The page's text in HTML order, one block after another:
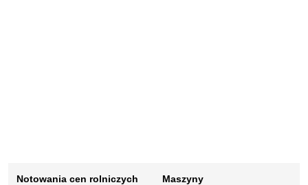
Notowania cen rolniczych
Maszyny